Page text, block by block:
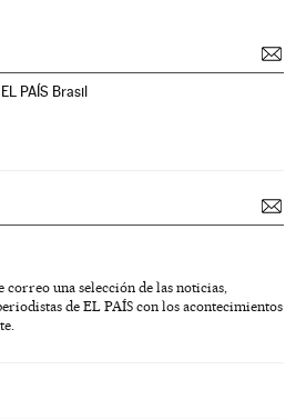
PAÍS Brasil
correo una selección de las noticias,
de EL PAÍS con los acontecimientos